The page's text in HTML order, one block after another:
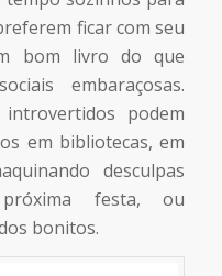
ficar com seu
bom livro do que
embaraçosas.
podem
em bibliotecas, em
desculpas
festa, ou
bonitos.